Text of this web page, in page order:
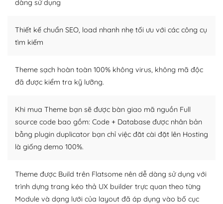
WordPress là nơi lưu trữ cho một diễn đàn cộng đồng
người cuồng tín WordPress.
Nếu bạn gặp khó khăn, bạn có thể lên mạng và tìm
lời, giải đáp vấn đề của bạn.
Cộng đồng sử dụng WordPress sẵn sàng hỗ trợ bạn
– Đa dạng plugin và themes
Plugin mở rộng là thành phần cài đặt thêm vào
WordPress để tăng thêm các tính năng cần thiết. Có
nhiều plugin trả phí hoặc miễn phí.
dàng sử dụng
Thiết kế chuẩn SEO, load nhanh nhẹ tối ưu với các công cụ
tìm kiếm
Theme sạch hoàn toàn 100% không virus, không mã độc
đã được kiểm tra kỹ lưỡng.
Khi mua Theme bạn sẽ được bàn giao mã nguồn Full
source code bao gồm: Code + Database được nhân bản
bằng plugin duplicator bạn chỉ việc đăt cài đặt lên Hosting
là giống demo 100%.
Theme được Build trên Flatsome nên dễ dàng sử dụng với
trình dựng trang kéo thả UX builder trực quan theo từng
Module và dạng lưới của layout đã áp dụng vào bố cục